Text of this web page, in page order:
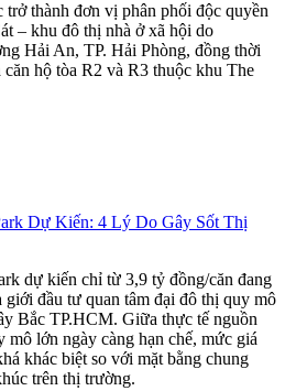
thành đơn vị phân phối độc quyền
– khu đô thị nhà ở xã hội do
Hải An, TP. Hải Phòng, đồng thời
hộ tòa R2 và R3 thuộc khu The
Dự Kiến: 4 Lý Do Gây Sốt Thị
dự kiến chỉ từ 3,9 tỷ đồng/căn đang
giới đầu tư quan tâm đại đô thị quy mô
Bắc TP.HCM. Giữa thực tế nguồn
mô lớn ngày càng hạn chế, mức giá
khác biệt so với mặt bằng chung
trên thị trường.